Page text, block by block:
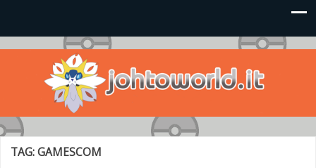
Johto World
Le novità più frizzanti dall'universo Pokémon e Nintendo
TAG:GAMESCOM